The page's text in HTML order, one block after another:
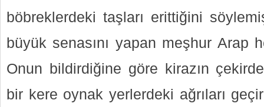
böbreklerdeki taşları erittiğini
büyük senasını yapan meşhur Arap
Onun bildirdiğine göre kirazın
bir kere oynak yerlerdeki ağrıları